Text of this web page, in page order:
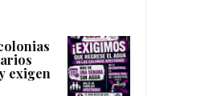
exigen